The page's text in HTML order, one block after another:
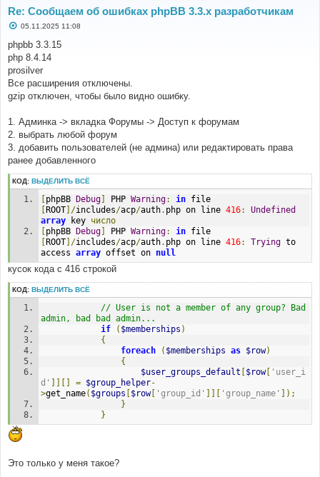
Re: Сообщаем об ошибках phpBB 3.3.x разработчикам
С
о
б
щ
е
н
и
е
05.11.2025 11:08
phpbb 3.3.15
php 8.4.14
prosilver
Все расширения отключены.
gzip отключен, чтобы было видно ошибку.
1. Админка -> вкладка Форумы -> Доступ к форумам
2. выбрать любой форум
3. добавить пользователей (не админа) или редактировать права
ранее добавленного
КОД: ВЫДЕЛИТЬ ВСЁ
[phpBB Debug] PHP Warning: in
[ROOT]/includes/acp/auth. php on line 416:
Undefined
array key число
[phpBB Debug] PHP Warning: in
[ROOT]/includes/acp/auth. php on line 416: Trying to
access array offset on null
кусок кода с 416 строкой
КОД: ВЫДЕЛИТЬ ВСЁ
// User is not a member of any group? Bad
admin, bad bad admin...
if
( $memberships )
{
foreach
( $memberships as $row)
{
$user_groups_default [$row[ 'user_i
d' ]][] = $group_helper-
>get_name( $groups [$row[ 'group_id' ]][ 'group_name' ]);
}
}
Это только у меня такое?